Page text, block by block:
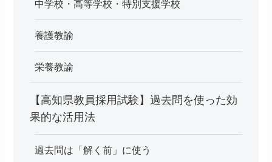
中学校・高等学校・特別支援学校
養護教諭
栄養教諭
【高知県教員採用試験】過去問を使った効
果的な活用法
過去問は「解く前」に使う